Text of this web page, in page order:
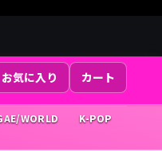
お気に入り カート
WORLD
K-POP